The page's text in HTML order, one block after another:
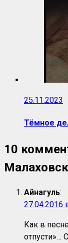
25.11.2023
Тёмное
10
Айнагуль:
27.04.2016
Как в
отпусти»…